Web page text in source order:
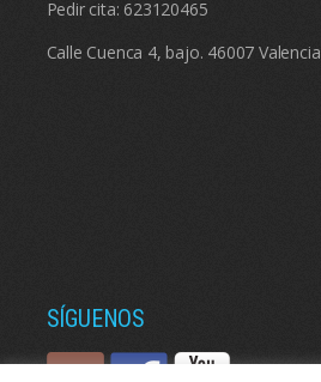
Pedir cita: 623120465
Calle Cuenca 4, bajo. 46007 Valencia
SÍGUENOS